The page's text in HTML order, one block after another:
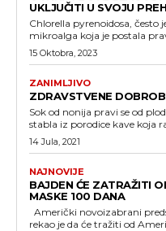
UKLJUČITI U SVOJU
Chlorella pyrenoidosa, često
mikroalga koja je postala
15 Oktobra, 2023
ZANIMLJIVO
ZDRAVSTVENE
Sok od nonija pravi se od
stabla iz porodice kave koja
14 Jula, 2021
NAJNOVIJE
BAJDEN ĆE ZATRAŽITI
MASKE 100 DANA
rekao je da će tražiti od